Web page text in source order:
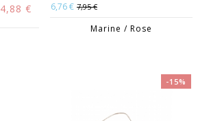
4,88 € 6,76 € 7,95 €
Marine / Rose
-15%